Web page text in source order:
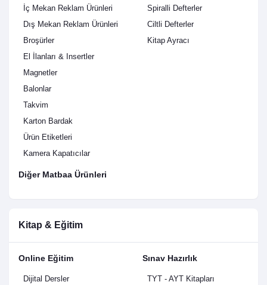
İç Mekan Reklam Ürünleri
Dış Mekan Reklam Ürünleri
Broşürler
El İlanları & Insertler
Magnetler
Balonlar
Takvim
Karton Bardak
Ürün Etiketleri
Kamera Kapatıcılar
Spiralli Defterler
Ciltli Defterler
Kitap Ayracı
Diğer Matbaa Ürünleri
Kitap & Eğitim
Online Eğitim
Dijital Dersler
Sınav Hazırlık
TYT - AYT Kitapları